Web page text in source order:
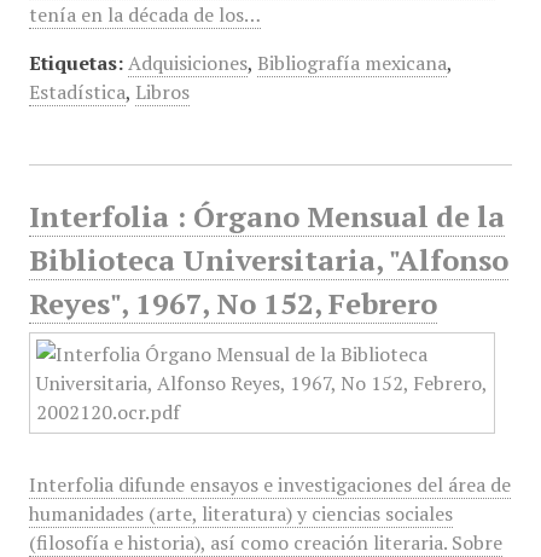
tenía en la década de los…
Etiquetas: Adquisiciones, Bibliografía mexicana,
Estadística, Libros
Interfolia : Órgano Mensual de la
Biblioteca Universitaria, "Alfonso
Reyes", 1967, No 152, Febrero
Interfolia difunde ensayos e investigaciones del área de
humanidades (arte, literatura) y ciencias sociales
(filosofía e historia), así como creación literaria. Sobre